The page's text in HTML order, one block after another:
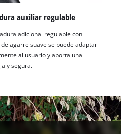
auxiliar regulable
adicional regulable con
agarre suave se puede adaptar
al usuario y aporta una
y segura.